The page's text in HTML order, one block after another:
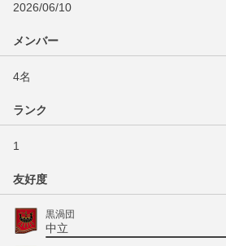
2026/06/10
メンバー
4名
ランク
1
友好度
黒渦団
中立